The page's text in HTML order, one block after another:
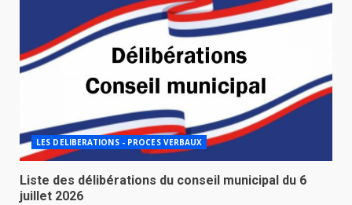
LES DELIBERATIONS - PROCES VERBAUX
Liste des délibérations du conseil municipal du 6
juillet 2026